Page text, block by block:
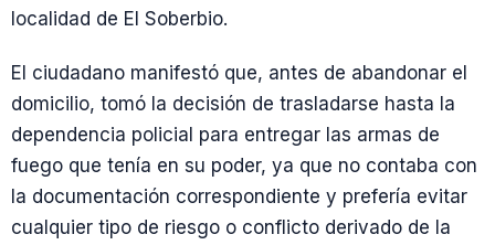
localidad de El Soberbio.
El ciudadano manifestó que, antes de abandonar el
domicilio, tomó la decisión de trasladarse hasta la
dependencia policial para entregar las armas de
fuego que tenía en su poder, ya que no contaba con
la documentación correspondiente y prefería evitar
cualquier tipo de riesgo o conflicto derivado de la